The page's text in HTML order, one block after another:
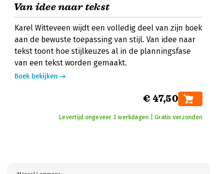
Van idee naar tekst
Karel Witteveen wijdt een volledig deel van zijn boek
aan de bewuste toepassing van stijl. Van idee naar
tekst toont hoe stijlkeuzes al in de planningsfase
van een tekst worden gemaakt.
Boek bekijken
€ 47,50
Levertijd ongeveer 3 werkdagen | Gratis verzonden